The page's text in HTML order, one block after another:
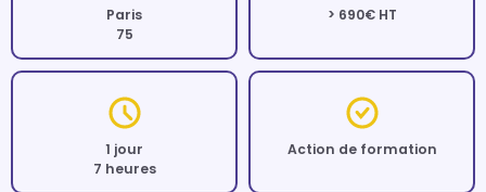
Paris
75
> 690€ HT
1 jour
7 heures
Action de formation